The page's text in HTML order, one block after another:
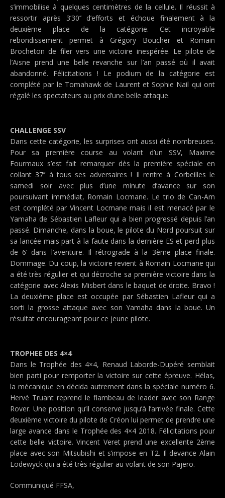
s’immobilise à quelques centimètres de la cellule. Il réussit à
ressortir après 3’30’’ d’efforts et échoue finalement à la
deuxième place de la catégorie. Cet incroyable
rebondissement permet à Grégory Boucher et Romain
Brocheton de filer vers une victoire inespérée. Le pilote de
l’Aisne prend une belle revanche sur l’an passé où il avait
abandonné. Félicitations ! Le podium de la catégorie est
complété par le Tomahawk de Laurent et Sophie Nail qui ont
régalé les spectateurs au prix d’une belle attaque.
CHALLENGE SSV
Dans cette catégorie, les surprises ont aussi été nombreuses.
Pour sa première course au volant d’un SSV, Maxime
Fourmaux s’est fait remarquer dès la première spéciale en
collant 37’’ à tous ses adversaires ! Il rentre à Corbeilles le
samedi soir avec plus d’une minute d’avance sur son
poursuivant immédiat, Romain Locmane. Le trio de Can-Am
est complété par Vincent Locmane mais il est menacé par le
Yamaha de Sébastien Lafleur qui a bien progressé depuis l’an
passé. Dimanche, dans la boue, le pilote du Nord poursuit sur
sa lancée mais part à la faute dans la dernière ES et perd plus
de 6’ dans l’aventure. Il rétrograde à la 3ème place finale.
Dommage. Du coup, la victoire revient à Romain Locmane qui
a été très régulier et qui décroche sa première victoire dans la
catégorie avec Alexis Misbert dans le baquet de droite. Bravo !
La deuxième place est occupée par Sébastien Lafleur qui a
sorti la grosse attaque avec son Yamaha dans la boue. Un
résultat encourageant pour ce jeune pilote.
TROPHEE DES 4×4
Dans le Trophée des 4×4, Renaud Laborde-Dupéré semblait
bien parti pour remporter la victoire sur cette épreuve. Hélas,
la mécanique en décida autrement dans la spéciale numéro 6.
Hervé Truant reprend le flambeau de leader avec son Range
Rover. Une position qu’il conserve jusqu’à l’arrivée finale. Cette
deuxième victoire du pilote de Créon lui permet de prendre une
large avance dans le Trophée des 4×4 2018. Félicitations pour
cette belle victoire. Vincent Veret prend une excellente 2ème
place avec son Mitsubishi et s’impose en T2. Il devance Alain
Lodewyck qui a été très régulier au volant de son Pajero.
Communiqué FFSA,